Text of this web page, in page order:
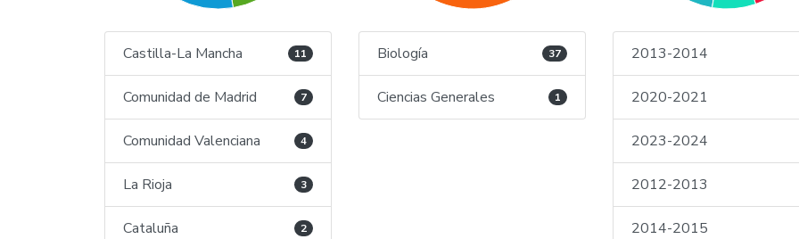
Castilla-La Mancha 11
Comunidad de Madrid 7
Comunidad Valenciana 4
La Rioja 3
Cataluña 2
Biología 37
Ciencias Generales 1
2013-2014
2020-2021
2023-2024
2012-2013
2014-2015